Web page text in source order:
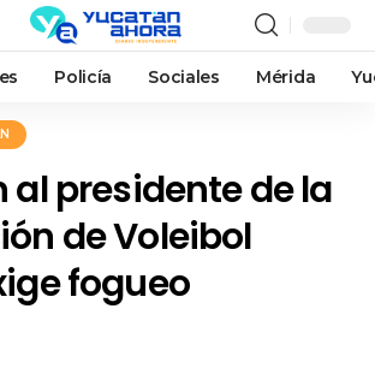
Policía Sociales Mérida
al presidente de la
de Voleibol
fogueo